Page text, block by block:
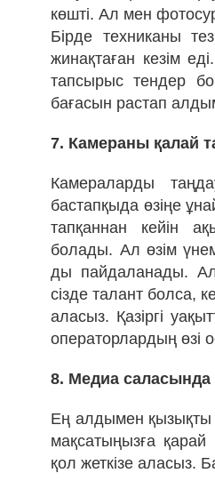
көшті. Ал мен
Бірде техниканы
жинақтаған кезім
тапсырыс тендер
бағасын растап
7. Камераны қалай
Камераларды
бастапқыда өзіңе
тапқаннан кейін
болады. Ал өзім
ды пайдаланады.
сізде талант болса,
аласыз. Қазіргі
операторлардың өзі
8. Медиа саласында
Ең алдымен қызықты
мақсатыңызға
қол жеткізе аласыз.